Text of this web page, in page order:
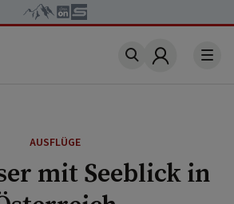
Account
AUSFLÜGE
mit Seeblick in